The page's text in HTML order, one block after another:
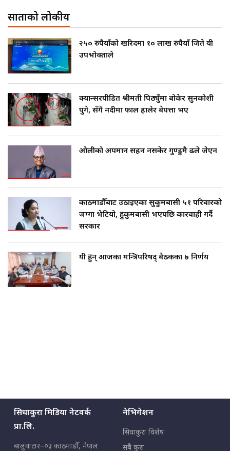
साताको लोकप्रीय
२५० रुपैयाँको खरिदमा १० लाख रुपैयाँ जिते यी
उपभोक्ताले
क्यान्सरपीडित श्रीमती पिठ्युँमा बोकेर सुनकोशी
पुगे, सँगै नदीमा फाल हालेर बेपत्ता भए
ओलीको अपमान सहन नसकेर गुण्डुमै ढले जेएन
काठमाडौँबाट उठाइएका सुकुमबासी ५१ परिवारको
जग्गा भेटियो, हुकुमबासी भएपछि कारवाही गर्दै
सरकार
यी हुन् आजका मन्त्रिपरिषद् बैठकका ७ निर्णय
सिधाकुरा मिडिया नेटवर्क
प्रा.लि.
बालुवाटार–०३ काठमाडौँ, नेपाल
नेभिगेशन
सिधाकुरा विशेष
सबै कुरा